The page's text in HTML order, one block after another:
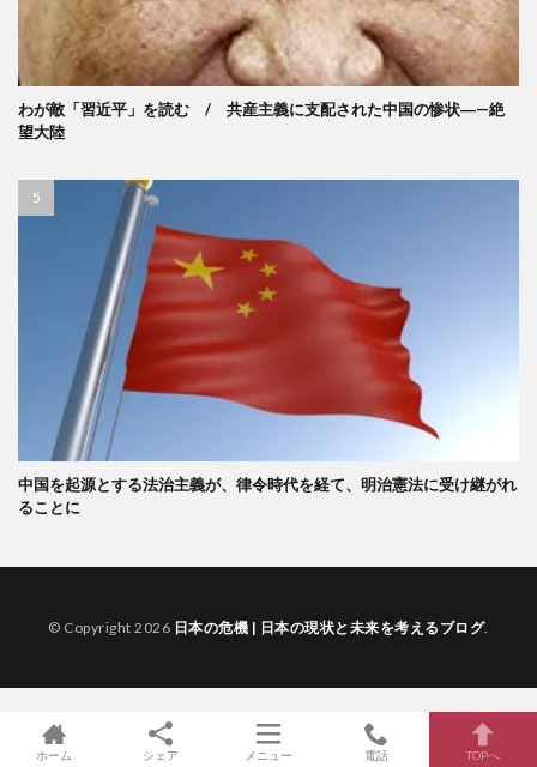
わが敵「習近平」を読む / 共産主義に支配された中国の惨状―—絶
望大陸
中国を起源とする法治主義が、律令時代を経て、明治憲法に受け継がれ
ることに
© Copyright 2026 日本の危機 | 日本の現状と未来を考えるブログ.
ホーム シェア メニュー 電話 TOPへ